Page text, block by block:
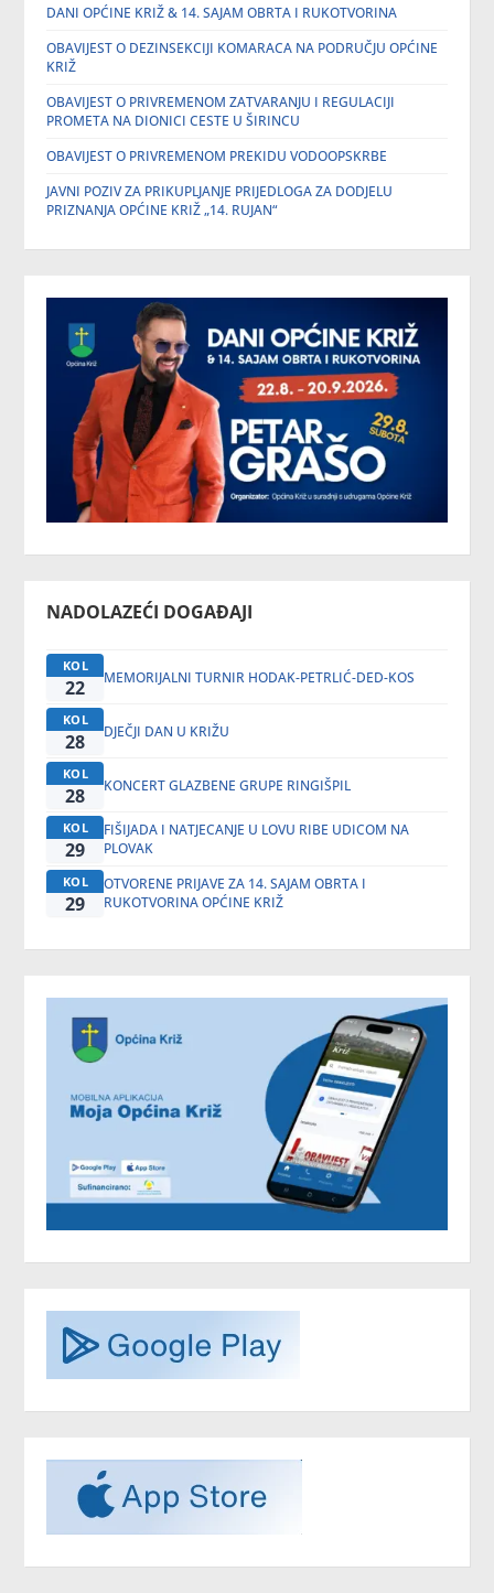
DANI OPĆINE KRIŽ & 14. SAJAM OBRTA I RUKOTVORINA
OBAVIJEST O DEZINSEKCIJI KOMARACA NA PODRUČJU OPĆINE
KRIŽ
OBAVIJEST O PRIVREMENOM ZATVARANJU I REGULACIJI
PROMETA NA DIONICI CESTE U ŠIRINCU
OBAVIJEST O PRIVREMENOM PREKIDU VODOOPSKRBE
JAVNI POZIV ZA PRIKUPLJANJE PRIJEDLOGA ZA DODJELU
PRIZNANJA OPĆINE KRIŽ „14. RUJAN“
NADOLAZEĆI DOGAĐAJI
KOL
22 MEMORIJALNI TURNIR HODAK-PETRLIĆ-DED-KOS
KOL
28 DJEČJI DAN U KRIŽU
KOL
28 KONCERT GLAZBENE GRUPE RINGIŠPIL
KOL
29
FIŠIJADA I NATJECANJE U LOVU RIBE UDICOM NA
PLOVAK
KOL
29
OTVORENE PRIJAVE ZA 14. SAJAM OBRTA I
RUKOTVORINA OPĆINE KRIŽ